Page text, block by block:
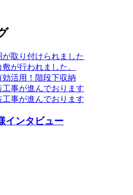
取り付けられました
が行われました。
活用！階段下収納
事が進んでおります
事が進んでおります
インタビュー